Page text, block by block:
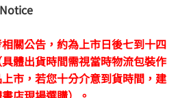
關公告，約為上市日後七到十四
體出貨時間需視當時物流包裝作
市，若您十分介意到貨時間，建